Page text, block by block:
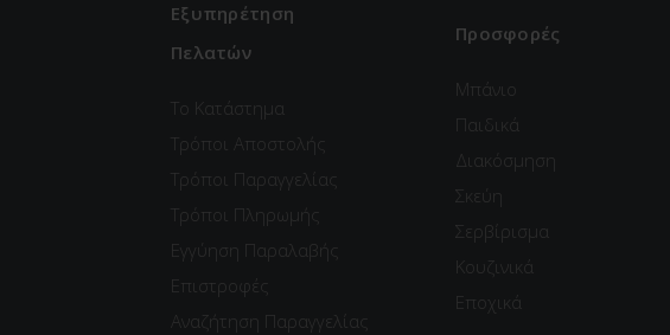
Εξυπηρέτηση
Πελατών
Το Κατάστημα
Τρόποι Αποστολής
Τρόποι Παραγγελίας
Τρόποι Πληρωμής
Εγγύηση Παραλαβής
Επιστροφές
Αναζήτηση Παραγγελίας
Προσφορές
Μπάνιο
Παιδικά
Διακόσμηση
Σκεύη
Σερβίρισμα
Κουζινικά
Εποχικά